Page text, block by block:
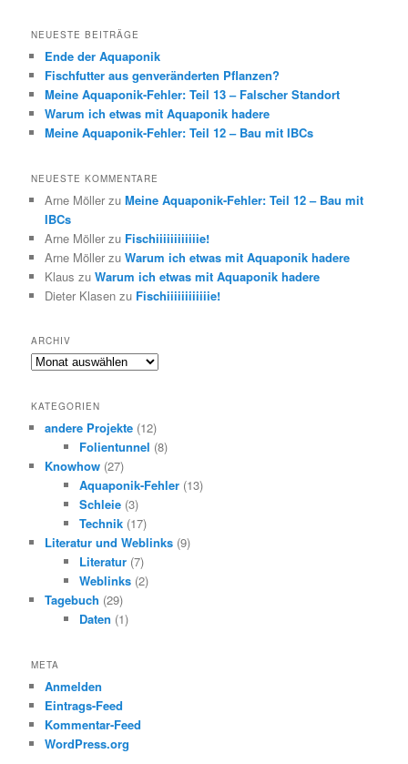
h
NEUESTE BEITRÄGE
Ende der Aquaponik
Fischfutter aus genveränderten Pflanzen?
Meine Aquaponik-Fehler: Teil 13 – Falscher Standort
Warum ich etwas mit Aquaponik hadere
Meine Aquaponik-Fehler: Teil 12 – Bau mit IBCs
NEUESTE KOMMENTARE
Arne Möller zuMeine Aquaponik-Fehler: Teil 12 – Bau mit
IBCs
Arne Möller zu Fischiiiiiiiiiiiie!
Arne Möller zuWarum ich etwas mit Aquaponik hadere
Klaus zuWarum ich etwas mit Aquaponik hadere
Dieter Klasen zu Fischiiiiiiiiiiiie!
ARCHIV
Archiv
KATEGORIEN
andere Projekte (12)
Folientunnel (8)
Knowhow (27)
Aquaponik-Fehler(13)
Schleie(3)
Technik(17)
Literatur und Weblinks (9)
Literatur(7)
Weblinks(2)
Tagebuch (29)
Daten (1)
META
Anmelden
Eintrags-Feed
Kommentar-Feed
WordPress.org